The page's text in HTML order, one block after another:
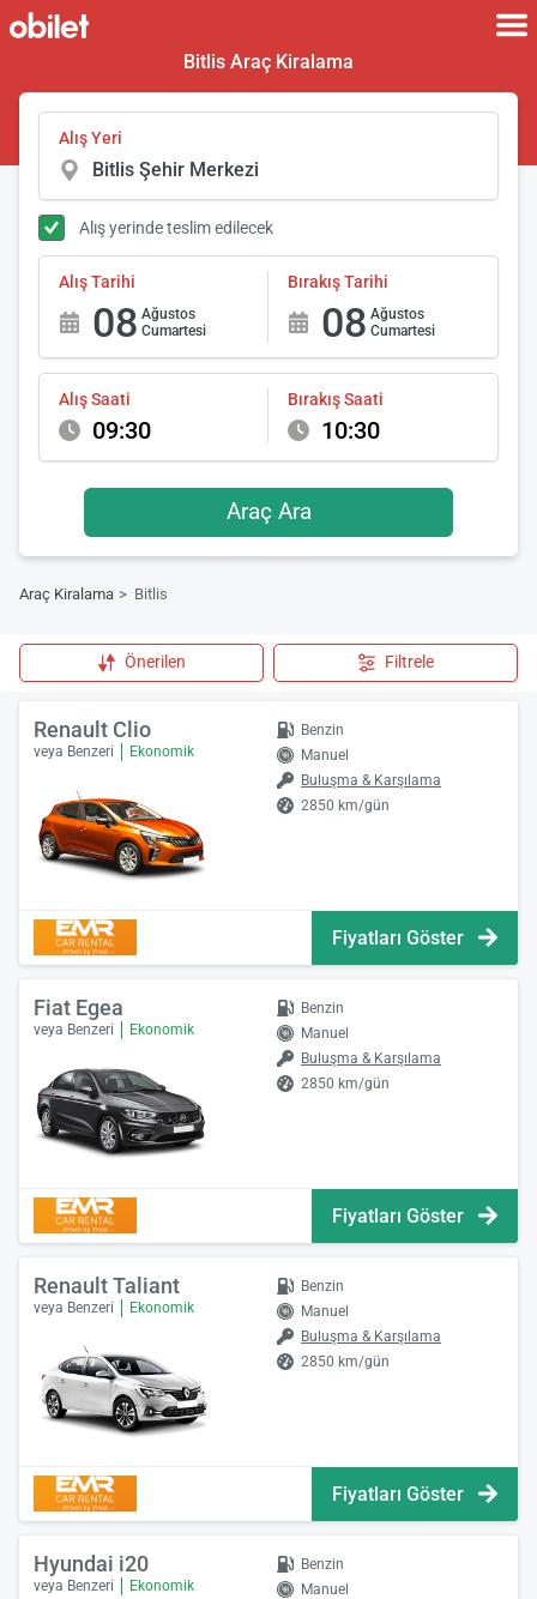
Bitlis Araç Kiralama
Alış Yeri
Alış yerinde teslim edilecek
Alış Tarihi
08 Ağustos
Cumartesi
Bırakış Tarihi
08 Ağustos
Cumartesi
Alış Saati
09:30
Bırakış Saati
10:30
Araç Ara
Araç Kiralama Bitlis
Önerilen Filtrele
Renault Clio
veya Benzeri Ekonomik
Benzin
Manuel
Buluşma & Karşılama
2850 km/gün
Fiyatları Göster
Fiat Egea
veya Benzeri Ekonomik
Benzin
Manuel
Buluşma & Karşılama
2850 km/gün
Fiyatları Göster
Renault Taliant
veya Benzeri Ekonomik
Benzin
Manuel
Buluşma & Karşılama
2850 km/gün
Fiyatları Göster
Hyundai i20
veya Benzeri Ekonomik
Benzin
Manuel